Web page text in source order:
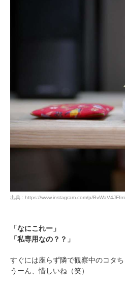
出典 : https://www.instagram.com/p/
「なにこれー」
「私専用なの？？」
すぐには座らず隣で観察中のコタち
うーん、惜しいね（笑）